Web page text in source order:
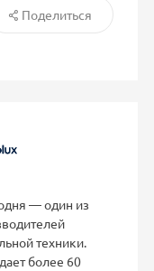
Поделиться
— один из
техники.
более 60